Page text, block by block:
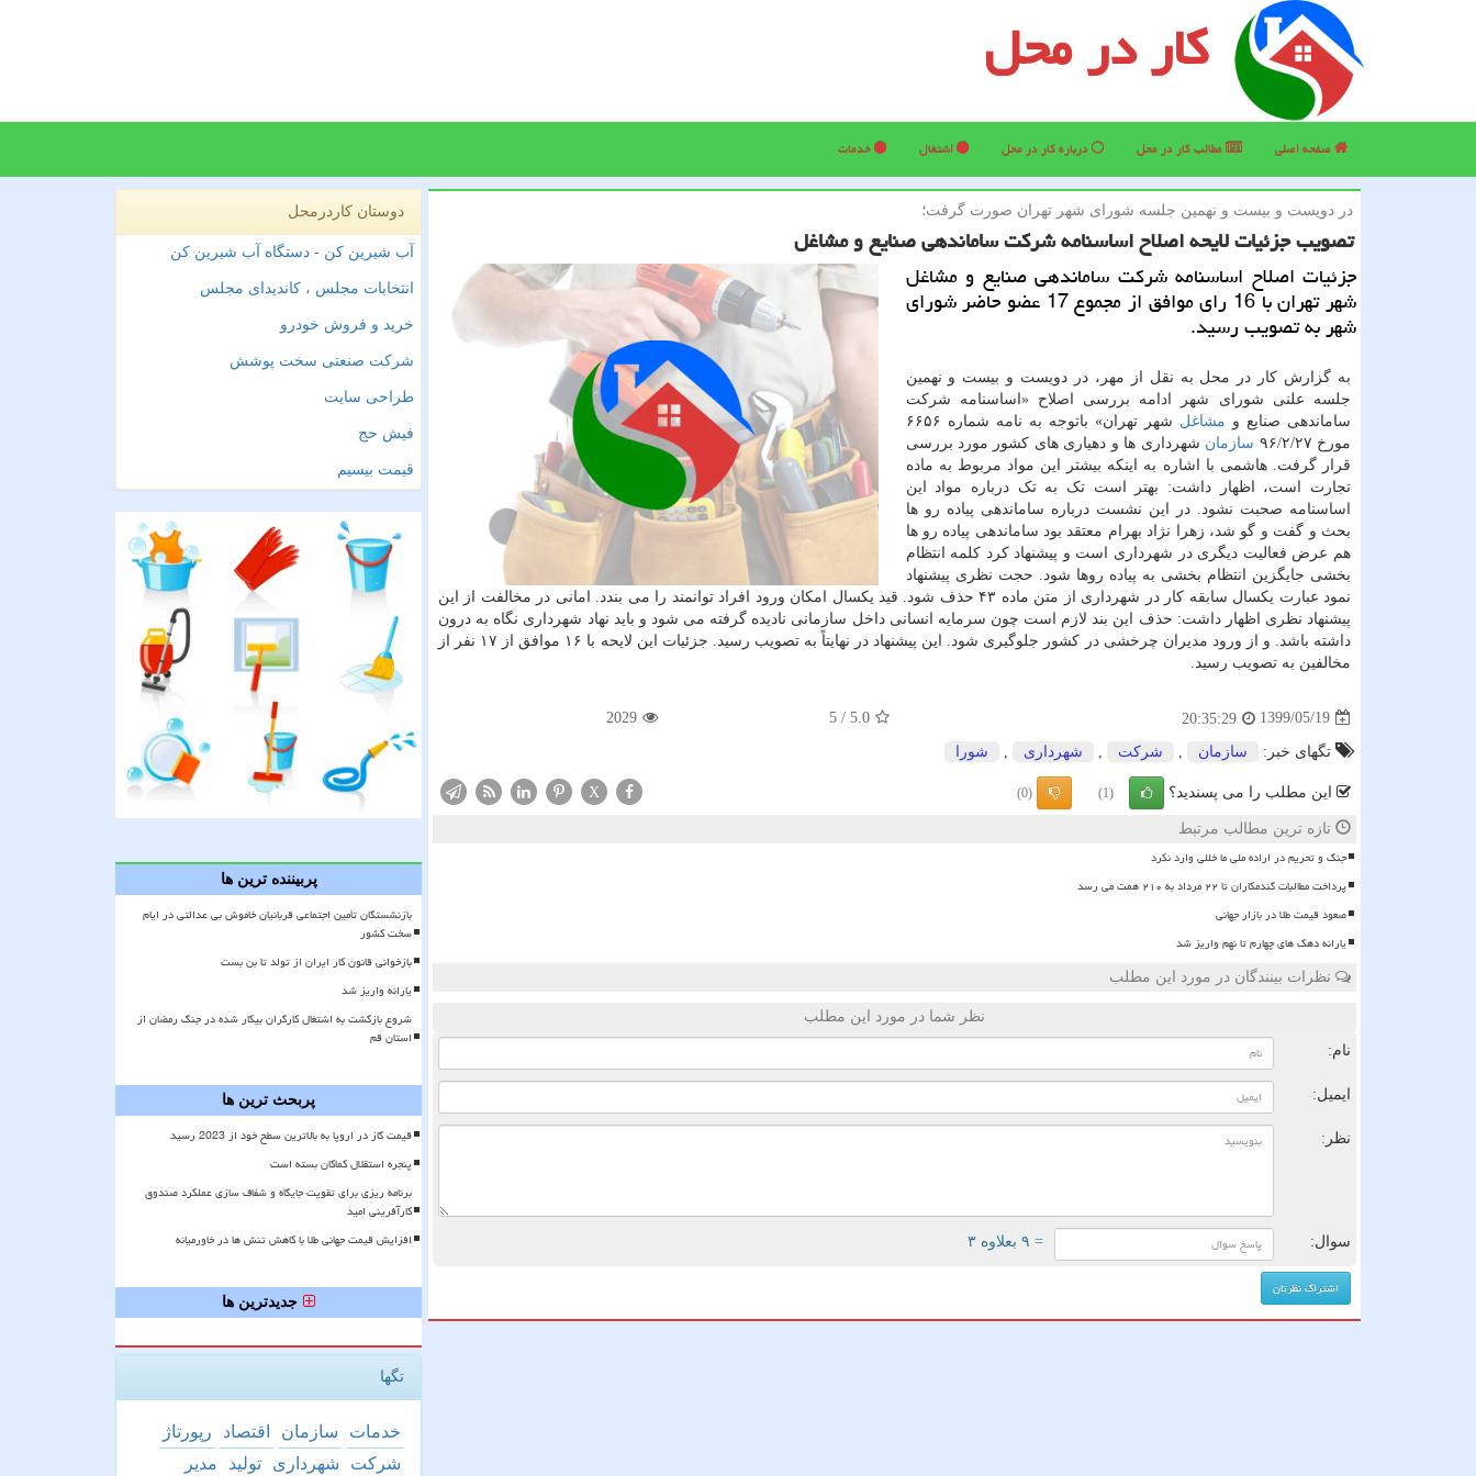
کار در محل
صفحه اصلی مطالب كار در محل درباره كار در محل اشتغال خدمات
در دویست و بیست و نهمین جلسه شورای شهر تهران صورت گرفت؛
تصویب جزئیات لایحه اصلاح اساسنامه شركت ساماندهی صنایع و مشاغل
جزئیات اصلاح اساسنامه شركت ساماندهی صنایع و مشاغل
شهر تهران با 16 رای موافق از مجموع 17 عضو حاضر شورای
شهر به تصویب رسید.
به گزارش کار در محل به نقل از مهر، در دویست و بیست و نهمین
جلسه علنی شورای شهر ادامه بررسی اصلاح «اساسنامه شرکت
ساماندهی صنایع و مشاغل
شهر تهران» باتوجه به نامه شماره ۶۶۵۶
مورخ ۹۶/۲/۲۷
سازمان شهرداری ها و دهیاری های کشور مورد بررسی
قرار گرفت. هاشمی با اشاره به اینکه بیشتر این مواد مربوط به ماده
تجارت است، اظهار داشت: بهتر است تک به تک درباره مواد این
اساسنامه صحبت نشود. در این نشست درباره ساماندهی پیاده رو ها
بحث و گفت و گو شد، زهرا نژاد بهرام معتقد بود ساماندهی پیاده رو ها
هم عرض فعالیت دیگری در شهرداری است و پیشنهاد کرد کلمه انتظام
بخشی جایگزین انتظام بخشی به پیاده روها شود. حجت نظری پیشنهاد
نمود عبارت یکسال سابقه کار در شهرداری از متن ماده ۴۳ حذف شود. قید یکسال امکان ورود افراد توانمند را می بندد. امانی در مخالفت از این
پیشنهاد نظری اظهار داشت: حذف این بند لازم است چون سرمایه انسانی داخل سازمانی نادیده گرفته می شود و باید نهاد شهرداری نگاه به درون
داشته باشد. و از ورود مدیران چرخشی در کشور جلوگیری شود. این پیشنهاد در نهایتاً به تصویب رسید. جزئیات این لایحه با ۱۶ موافق از ۱۷ نفر از
مخالفین به تصویب رسید.
1399/05/19
20:35:29
5.0
/
5
2029
تگهای خبر: سازمان شركت شهرداری شورا
این مطلب را می پسندید؟ (1)
(0)
X
تازه ترین مطالب مرتبط
جنگ و تحریم در اراده ملی ما خللی وارد نکرد
پرداخت مطالبات گندمکاران تا ۲۲ مرداد به ۲۱۰ همت می رسد
صعود قیمت طلا در بازار جهانی
یارانه دهک های چهارم تا نهم واریز شد
نظرات بینندگان در مورد این مطلب
نظر شما در مورد این مطلب
نام:
ایمیل:
نظر:
سوال: = ۹ بعلاوه ۳
دوستان کاردرمحل
آب شیرین کن - دستگاه آب شیرین کن
انتخابات مجلس ، کاندیدای مجلس
خرید و فروش خودرو
شرکت صنعتی سخت پوشش
طراحی سایت
فیش حج
قیمت بیسیم
پربیننده ترین ها
بازنشستگان تأمین اجتماعی قربانیان خاموش بی عدالتی در ایام
سخت کشور
بازخوانی قانون کار ایران از تولد تا بن بست
یارانه واریز شد
شروع بازگشت به اشتغال کارگران بیکار شده در جنگ رمضان از
استان قم
پربحث ترین ها
قیمت گاز در اروپا به بالاترین سطح خود از 2023 رسید
پنجره استقلال کماکان بسته است
برنامه ریزی برای تقویت جایگاه و شفاف سازی عملکرد صندوق
کارآفرینی امید
افزایش قیمت جهانی طلا با کاهش تنش ها در خاورمیانه
جدیدترین ها
تگها
خدمات سازمان اقتصاد
رپورتاژ
شركت
شهرداری تولید مدیر